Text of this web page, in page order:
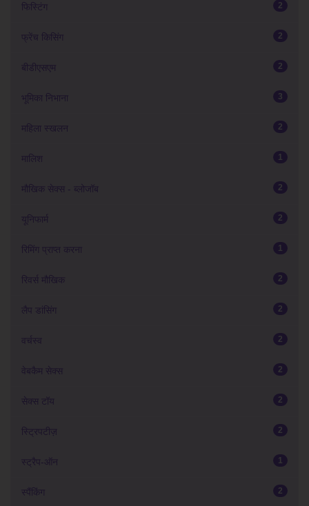
फिस्टिंग 2
फ्रेंच किसिंग 2
बीडीएसएम 2
भूमिका निभाना 3
महिला स्खलन 2
मालिश 1
मौखिक सेक्स - ब्लोजॉब 2
यूनिफार्म 2
रिमिंग प्राप्त करना 1
रिवर्स मौखिक 2
लैप डांसिंग 2
वर्चस्व 2
वेबकैम सेक्स 2
सेक्स टॉय 2
स्ट्रिपटीज़ 2
स्ट्रैप-ऑन 1
स्पैंकिंग 2